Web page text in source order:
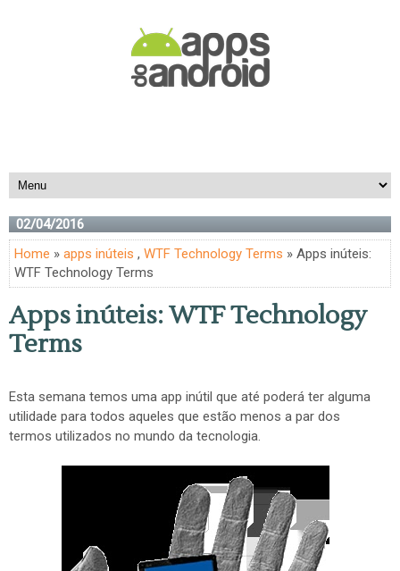
02/04/2016
Home » apps inúteis , WTF Technology Terms » Apps inúteis:
WTF Technology Terms
Apps inúteis: WTF Technology
Terms
Esta semana temos uma app inútil que até poderá ter alguma
utilidade para todos aqueles que estão menos a par dos
termos utilizados no mundo da tecnologia.